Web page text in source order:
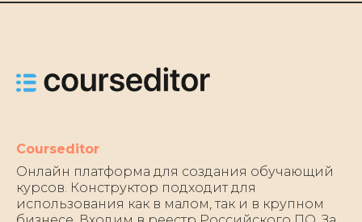
Courseditor
Онлайн платформа для создания обучающий
курсов. Конструктор подходит для
использования как в малом, так и в крупном